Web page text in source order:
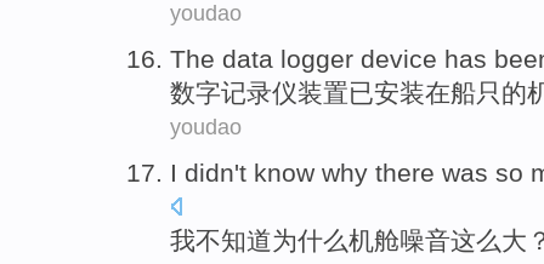
youdao
The data logger device has
数字记录仪装置已安装在船只 的
youdao
I didn't know why there was so
我不知道为什么机舱噪音这么大